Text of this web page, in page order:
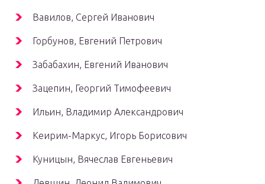
Вавилов, Сергей Иванович
Горбунов, Евгений Петрович
Забабахин, Евгений Иванович
Зацепин, Георгий Тимофеевич
Ильин, Владимир Александрович
Кеирим-Маркус, Игорь Борисович
Куницын, Вячеслав Евгеньевич